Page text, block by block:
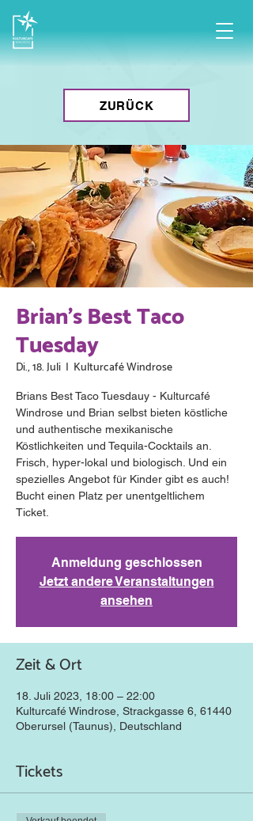
ZURÜCK
Brian's Best Taco
Tuesday
Di., 18. Juli
  |
Kulturcafé Windrose
Brians Best Taco Tuesdauy - Kulturcafé
Windrose und Brian selbst bieten köstliche
und authentische mexikanische
Köstlichkeiten und Tequila-Cocktails an.
Frisch, hyper-lokal und biologisch. Und ein
spezielles Angebot für Kinder gibt es auch!
Bucht einen Platz per unentgeltlichem
Ticket.
Anmeldung geschlossen
Jetzt andere Veranstaltungen
ansehen
Zeit & Ort
18. Juli 2023, 18:00 – 22:00
Kulturcafé Windrose, Strackgasse 6, 61440
Oberursel (Taunus), Deutschland
Tickets